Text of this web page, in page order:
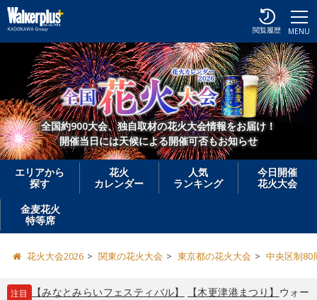
MENU
閲覧履歴
全国約900大会、独自取材の花火大会情報をお届け！
開催当日には天候による開催可否もお知らせ
エリアから
探す
花火
カレンダー
人気
ランキング
今日開催
花火大会
金麦花火
特等席
花火大会2026 関東の花火大会 東京都の花火大会 中央区制80
注目 【みなとみらいフェスティバル】 【木更津港まつり】 ウォー